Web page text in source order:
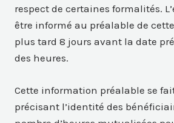
respect de certaines formalités.
être informé au préalable de
plus tard 8 jours avant la date
des heures.
Cette information préalable se
précisant l’identité des